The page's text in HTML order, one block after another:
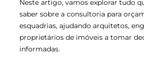
Neste artigo, vamos explorar tudo
saber sobre a consultoria para
esquadrias, ajudando arquitetos,
proprietários de imóveis a tomar
informadas.